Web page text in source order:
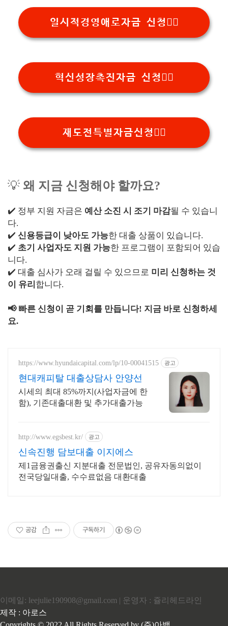
일시적경영애로자금 신청👉🏻
혁신성장촉진자금 신청👉🏻
재도전특별자금신청👉🏻
💡 왜 지금 신청해야 할까요?
✔️ 정부 지원 자금은 예산 소진 시 조기 마감될 수 있습니
다.
✔️ 신용등급이 낮아도 가능한 대출 상품이 있습니다.
✔️ 초기 사업자도 지원 가능한 프로그램이 포함되어 있습
니다.
✔️ 대출 심사가 오래 걸릴 수 있으므로 미리 신청하는 것
이 유리 합니다.
📢 빠른 신청이 곧 기회를 만듭니다! 지금 바로 신청하세
요.
https://www.hyundaicapital.com/lp/10-00041515 광고
현대캐피탈 대출상담사 안양선
시세의 최대 85%까지(사업자금에 한
함), 기존대출대환 및 추가대출가능
http://www.egsbest.kr/ 광고
신속진행 담보대출 이지에스
제1금융권출신 지분대출 전문법인, 공유자동의없이
전국당일대출, 수수료없음 대환대출
공감 구독하기
이메일: leejulie190908@gmail.com | 운영자 : 쥴리헤드라인
제작 : 아로스